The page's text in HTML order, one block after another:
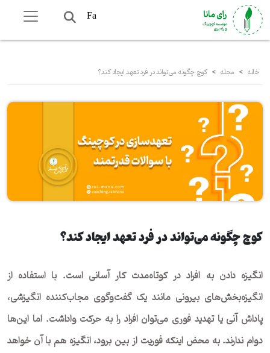
Fa
خانه > مجله > کوچ چگونه می‌تواند در فرد تعهد ایجاد کند؟
کوچ چگونه می‌تواند در فرد تعهد ایجاد کند؟
انگیزه دادن به افراد در کوتاه‌مدت کار آسانی است. با استفاده از
انگیزه‌بخش‌های بیرونی مانند یک گفت‌وگوی مجاب‌کننده انگیزشی،
پاداش آنی یا تهدید فوری می‌توان افراد را به حرکت واداشت. اما این‌ها
دوام ندارند. به محض اینکه فوریت از بین برود، انگیزه هم با آن خواهد